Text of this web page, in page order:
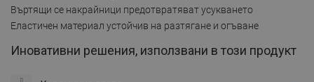
Въртящи се накрайници предотвратяват усукването
Еластичен материал устойчив на разтягане и огъване
Иновативни решения, използвани в този продукт